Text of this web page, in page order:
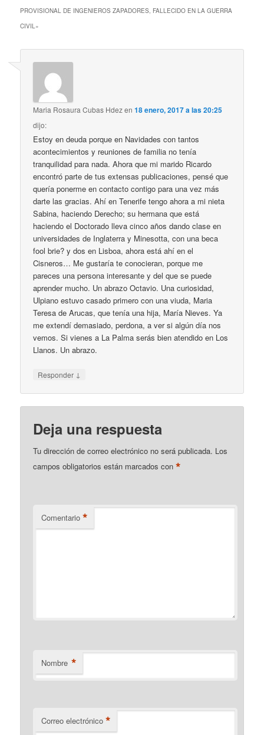
PROVISIONAL DE INGENIEROS ZAPADORES, FALLECIDO EN LA GUERRA
CIVIL»
Maria Rosaura Cubas Hdezen18 enero, 2017 a las 20:25
dijo:
Estoy en deuda porque en Navidades con tantos
acontecimientos y reuniones de familia no tenía
tranquilidad para nada. Ahora que mi marido Ricardo
encontró parte de tus extensas publicaciones, pensé que
quería ponerme en contacto contigo para una vez más
darte las gracias. Ahí en Tenerife tengo ahora a mi nieta
Sabina, haciendo Derecho; su hermana que está
haciendo el Doctorado lleva cinco años dando clase en
universidades de Inglaterra y Minesotta, con una beca
fool brie? y dos en Lisboa, ahora está ahí en el
Cisneros… Me gustaría te conocieran, porque me
pareces una persona interesante y del que se puede
aprender mucho. Un abrazo Octavio. Una curiosidad,
Ulpiano estuvo casado primero con una viuda, Maria
Teresa de Arucas, que tenía una hija, María Nieves. Ya
me extendí demasiado, perdona, a ver si algún día nos
vemos. Si vienes a La Palma serás bien atendido en Los
Llanos. Un abrazo.
Responder ↓
Deja una respuesta
Tu dirección de correo electrónico no será publicada. Los
campos obligatorios están marcados con*
Comentario *
Nombre *
Correo electrónico *